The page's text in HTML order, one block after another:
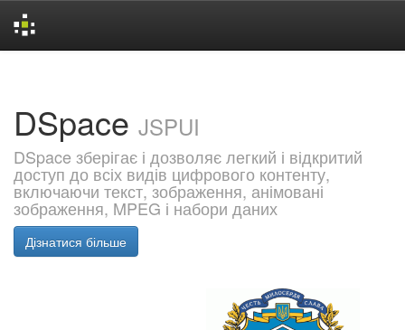
DSpace JSPUI
DSpace зберігає і дозволяє легкий і відкритий
доступ до всіх видів цифрового контенту,
включаючи текст, зображення, анімовані
зображення, MPEG і набори даних
Дізнатися більше